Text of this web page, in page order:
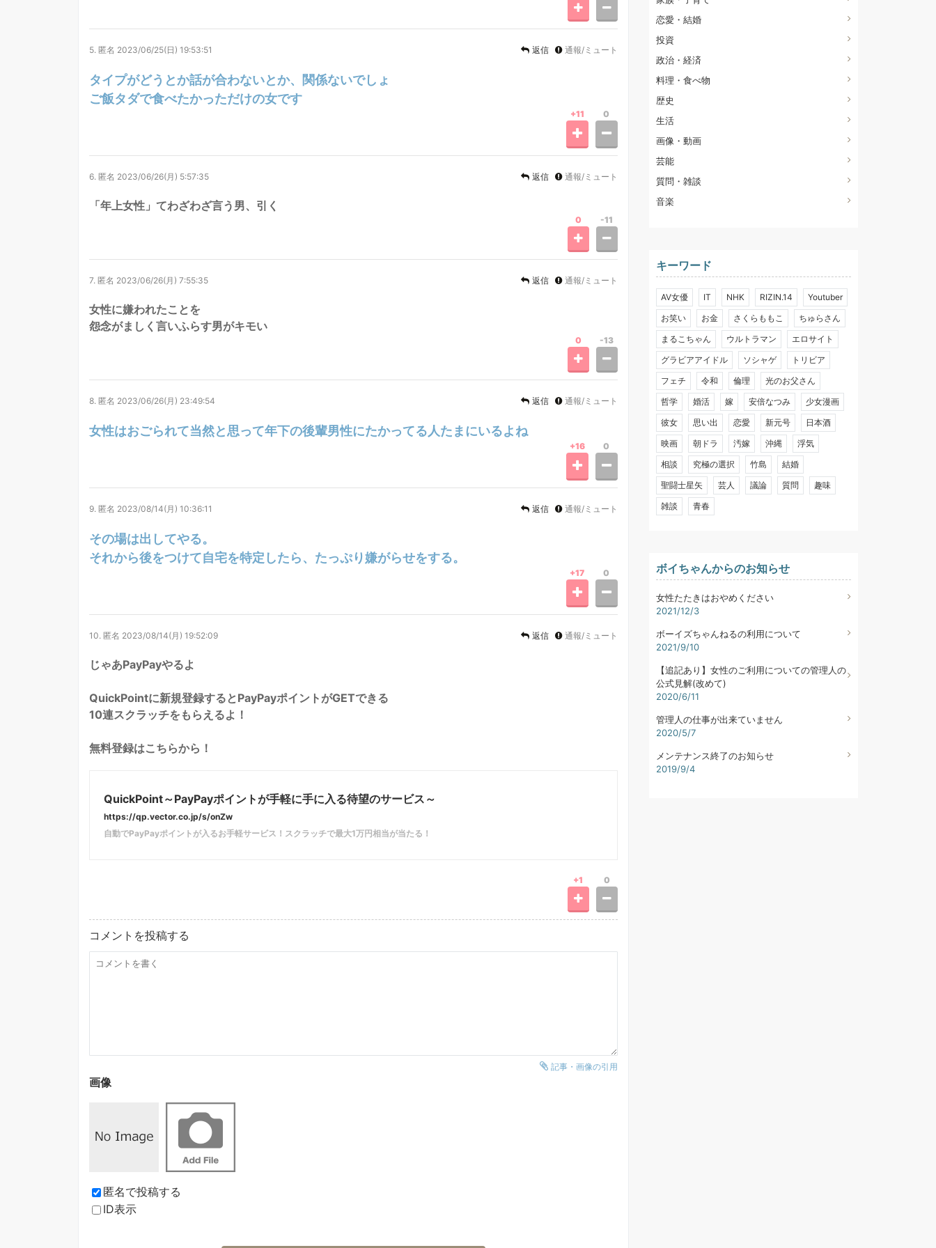
5. 匿名 2023/06/25(日) 19:53:51 返信 通報/ミュート
タイプがどうとか話が合わないとか、関係ないでしょ
ご飯タダで食べたかっただけの女です
+11 0
6. 匿名 2023/06/26(月) 5:57:35 返信 通報/ミュート
「年上女性」てわざわざ言う男、引く
0 -11
7. 匿名 2023/06/26(月) 7:55:35 返信 通報/ミュート
女性に嫌われたことを
怨念がましく言いふらす男がキモい
0 -13
8. 匿名 2023/06/26(月) 23:49:54 返信 通報/ミュート
女性はおごられて当然と思って年下の後輩男性にたかってる人たまにいるよね
+16 0
9. 匿名 2023/08/14(月) 10:36:11 返信 通報/ミュート
その場は出してやる。
それから後をつけて自宅を特定したら、たっぷり嫌がらせをする。
+17 0
10. 匿名 2023/08/14(月) 19:52:09 返信 通報/ミュート
じゃあPayPayやるよ
QuickPointに新規登録するとPayPayポイントがGETできる
10連スクラッチをもらえるよ！
無料登録はこちらから！
QuickPoint～PayPayポイントが手軽に手に入る待望のサービス～
https://qp.vector.co.jp/s/onZw
自動でPayPayポイントが入るお手軽サービス！スクラッチで最大1万円相当が当たる！
+1 0
コメントを投稿する
記事・画像の引用
画像
匿名で投稿する
ID表示
恋愛・結婚
投資
政治・経済
料理・食べ物
歴史
生活
画像・動画
芸能
質問・雑談
音楽
キーワード
AV女優 IT NHK RIZIN.14
Youtuber
お笑い
お金 さくらももこ
ちゅらさん
まるこちゃん
ウルトラマン
エロサイト
グラビアアイドル
ソシャゲ
トリビア
フェチ
令和 倫理
光のお父さん
哲学
婚活 嫁 安倍なつみ
少女漫画
彼女
思い出 恋愛 新元号
日本酒
映画
朝ドラ 汚嫁 沖縄
浮気
相談
究極の選択 竹島
結婚
聖闘士星矢
芸人 議論 質問
趣味
雑談
青春
ボイちゃんからのお知らせ
女性たたきはおやめください
2021/12/3
ボーイズちゃんねるの利用について
2021/9/10
【追記あり】女性のご利用についての管理人の
公式見解(改めて)
2020/6/11
管理人の仕事が出来ていません
2020/5/7
メンテナンス終了のお知らせ
2019/9/4